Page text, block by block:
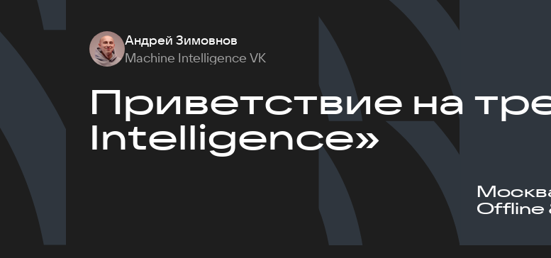
Андрей Зимовнов
Machine Intelligence VK
Приветствие на
Intelligence»
Offline